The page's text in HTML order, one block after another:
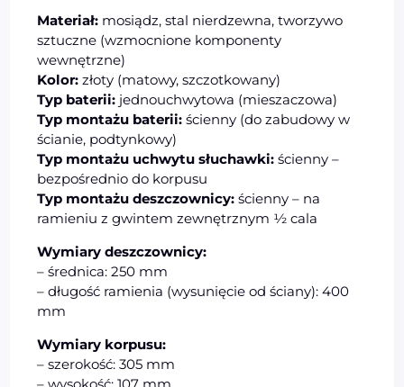
Materiał: mosiądz, stal nierdzewna, tworzywo
sztuczne (wzmocnione komponenty
wewnętrzne)
Kolor: złoty (matowy, szczotkowany)
Typ baterii: jednouchwytowa (mieszaczowa)
Typ montażu baterii: ścienny (do zabudowy w
ścianie, podtynkowy)
Typ montażu uchwytu słuchawki: ścienny –
bezpośrednio do korpusu
Typ montażu deszczownicy: ścienny – na
ramieniu z gwintem zewnętrznym ½ cala
Wymiary deszczownicy:
– średnica: 250 mm
– długość ramienia (wysunięcie od ściany): 400
mm
Wymiary korpusu:
– szerokość: 305 mm